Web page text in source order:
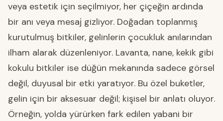
veya estetik için seçilmiyor, her çiçeğin ardında
bir anı veya mesaj gizliyor. Doğadan toplanmış
kurutulmuş bitkiler, gelinlerin çocukluk anılarından
ilham alarak düzenleniyor. Lavanta, nane, kekik gibi
kokulu bitkiler ise düğün mekanında sadece görsel
değil, duyusal bir etki yaratıyor. Bu özel buketler,
gelin için bir aksesuar değil; kişisel bir anlatı oluyor.
Örneğin, yolda yürürken fark edilen yabani bir